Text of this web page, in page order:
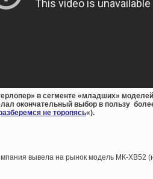
в сегменте «младших»
окончательный выбор в пользу
не торопясь«).
вывела на рынок модель МК-ХВ52